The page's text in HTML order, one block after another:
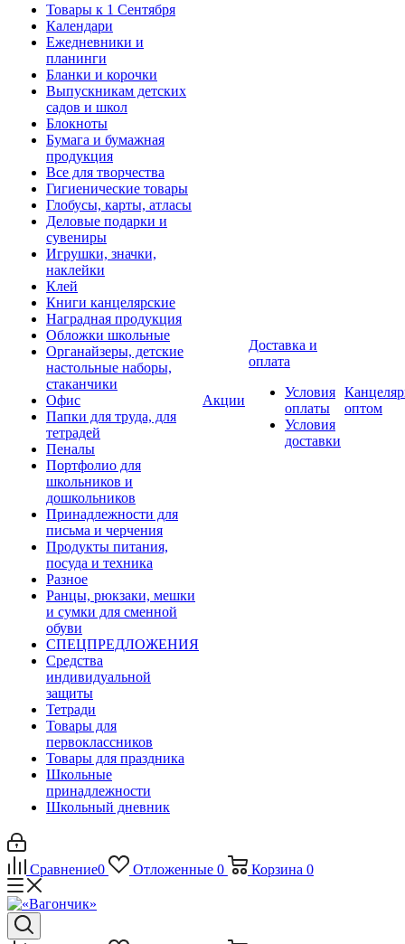
Товары к 1 Сентября
Календари
Ежедневники и
планинги
Бланки и корочки
Выпускникам детских
садов и школ
Блокноты
Бумага и бумажная
продукция
Все для творчества
Гигиенические товары
Глобусы, карты, атласы
Деловые подарки и
сувениры
Игрушки, значки,
наклейки
Клей
Книги канцелярские
Наградная продукция
Обложки школьные
Органайзеры, детские
настольные наборы,
стаканчики
Офис
Папки для труда, для
тетрадей
Пеналы
Портфолио для
школьников и
дошкольников
Принадлежности для
письма и черчения
Продукты питания,
посуда и техника
Разное
Ранцы, рюкзаки, мешки
и сумки для сменной
обуви
СПЕЦПРЕДЛОЖЕНИЯ
Средства
индивидуальной
защиты
Тетради
Товары для
первоклассников
Товары для праздника
Школьные
принадлежности
Школьный дневник
Акции
Доставка и
оплата
Условия
оплаты
Условия
доставки
оптом
Сравнение0 Отложенные 0 Корзина 0